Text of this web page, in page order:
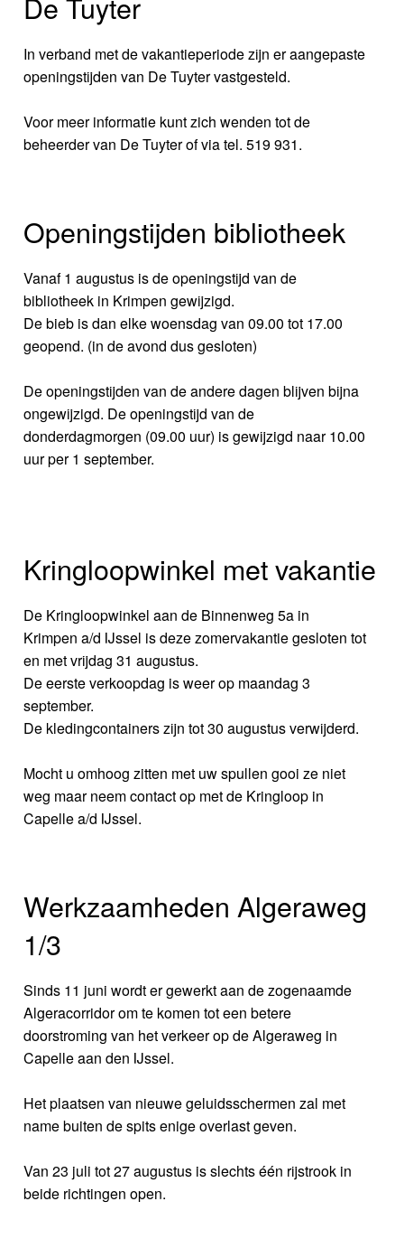
In verband met de vakantieperiode zijn er aangepaste
openingstijden van De Tuyter vastgesteld.
Voor meer informatie kunt zich wenden tot de
beheerder van De Tuyter of via tel. 519 931.
Openingstijden bibliotheek
Vanaf 1 augustus is de openingstijd van de
bibliotheek in Krimpen gewijzigd.
De bieb is dan elke woensdag van 09.00 tot 17.00
geopend. (in de avond dus gesloten)
De openingstijden van de andere dagen blijven bijna
ongewijzigd. De openingstijd van de
donderdagmorgen (09.00 uur) is gewijzigd naar 10.00
uur per 1 september.
Kringloopwinkel met vakantie
De Kringloopwinkel aan de Binnenweg 5a in
Krimpen a/d IJssel is deze zomervakantie gesloten tot
en met vrijdag 31 augustus.
De eerste verkoopdag is weer op maandag 3
september.
De kledingcontainers zijn tot 30 augustus verwijderd.
Mocht u omhoog zitten met uw spullen gooi ze niet
weg maar neem contact op met de Kringloop in
Capelle a/d IJssel.
Werkzaamheden Algeraweg
1/3
Sinds 11 juni wordt er gewerkt aan de zogenaamde
Algeracorridor om te komen tot een betere
doorstroming van het verkeer op de Algeraweg in
Capelle aan den IJssel.
Het plaatsen van nieuwe geluidsschermen zal met
name buiten de spits enige overlast geven.
Van 23 juli tot 27 augustus is slechts één rijstrook in
beide richtingen open.